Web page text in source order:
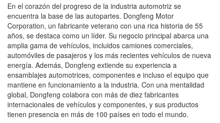
En el corazón del progreso de la industria automotriz se
encuentra la base de las autopartes. Dongfeng Motor
Corporation, un fabricante veterano con una rica historia de 55
años, se destaca como un líder. Su negocio principal abarca una
amplia gama de vehículos, incluidos camiones comerciales,
automóviles de pasajeros y los más recientes vehículos de nueva
energía. Además, Dongfeng extiende su experiencia a
ensamblajes automotrices, componentes e incluso el equipo que
mantiene en funcionamiento a la industria. Con una mentalidad
global, Dongfeng colabora con más de diez fabricantes
internacionales de vehículos y componentes, y sus productos
tienen presencia en más de 100 países en todo el mundo.